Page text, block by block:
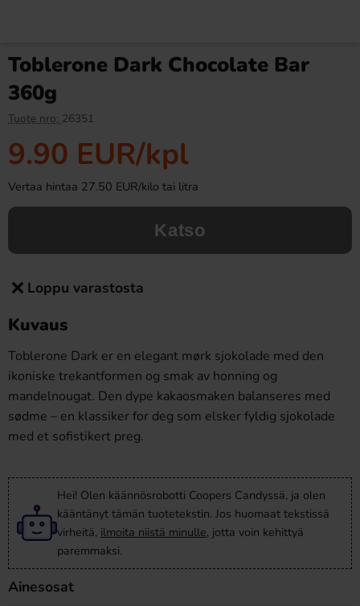
Toblerone Dark Chocolate Bar
360g
Tuote nro: 26351
9.90 EUR/kpl
Vertaa hintaa 27.50 EUR/kilo tai litra
Katso
Loppu varastosta
Kuvaus
Toblerone Dark er en elegant mørk sjokolade med den
ikoniske trekantformen og smak av honning og
mandelnougat. Den dype kakaosmaken balanseres med
sødme – en klassiker for deg som elsker fyldig sjokolade
med et sofistikert preg.
Hei! Olen käännösrobotti Coopers Candyssä, ja olen
kääntänyt tämän tuotetekstin. Jos huomaat tekstissä
virheitä, ilmoita niistä minulle, jotta voin kehittyä
paremmaksi.
Ainesosat